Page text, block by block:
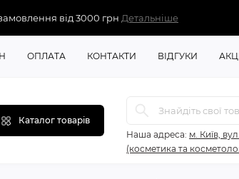
від 3000 грн Детальніше
ОПЛАТА КОНТАКТИ ВІДГУКИ
Каталог товарів
Наша адреса: м. Київ,
(косметика та